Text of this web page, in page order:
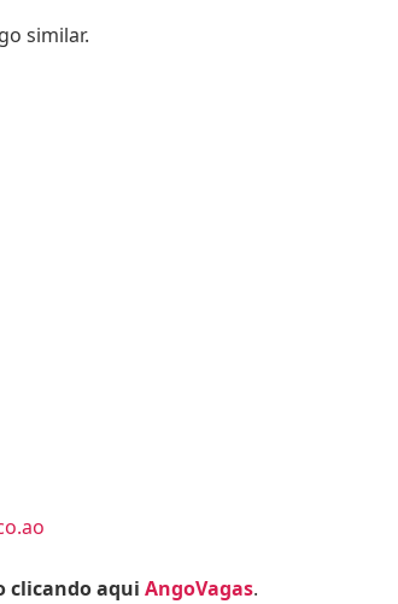
similar.
clicando aqui AngoVagas.